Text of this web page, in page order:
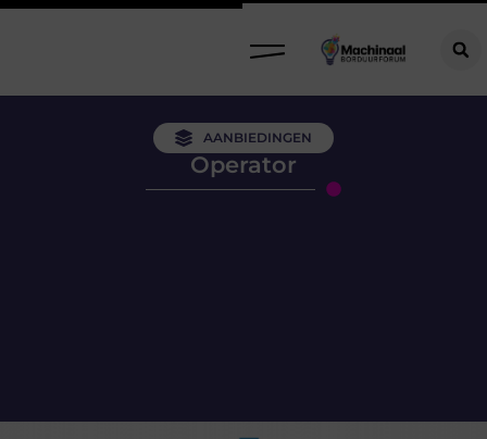
AANBIEDINGEN
Operator